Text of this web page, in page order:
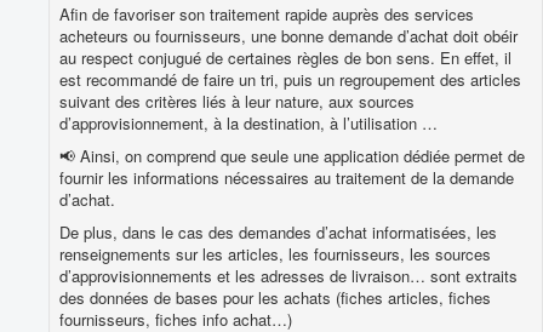
Afin de favoriser son traitement rapide auprès des services
acheteurs ou fournisseurs, une bonne demande d’achat doit obéir
au respect conjugué de certaines règles de bon sens. En effet, il
est recommandé de faire un tri, puis un regroupement des articles
suivant des critères liés à leur nature, aux sources
d’approvisionnement, à la destination, à l’utilisation …
📢 Ainsi, on comprend que seule une application dédiée permet de
fournir les informations nécessaires au traitement de la demande
d’achat.
De plus, dans le cas des demandes d’achat informatisées, les
renseignements sur les articles, les fournisseurs, les sources
d’approvisionnements et les adresses de livraison… sont extraits
des données de bases pour les achats (fiches articles, fiches
fournisseurs, fiches info achat…)